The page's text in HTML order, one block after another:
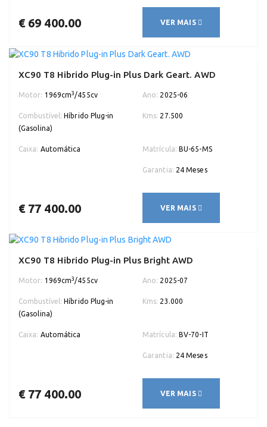
€ 69 400.00 VER MAIS
XC90 T8 Hibrido Plug-in Plus Dark Geart. AWD
Motor: 1969cm3/455cv Ano: 2025-06
Combustível: Híbrido Plug-in
(Gasolina)
Kms: 27.500
Caixa: Automática Matrícula: BU-65-MS
Garantia: 24 Meses
€ 77 400.00 VER MAIS
XC90 T8 Hibrido Plug-in Plus Bright AWD
Motor: 1969cm3/455cv Ano: 2025-07
Combustível: Híbrido Plug-in
(Gasolina)
Kms: 23.000
Caixa: Automática Matrícula: BV-70-IT
Garantia: 24 Meses
€ 77 400.00 VER MAIS